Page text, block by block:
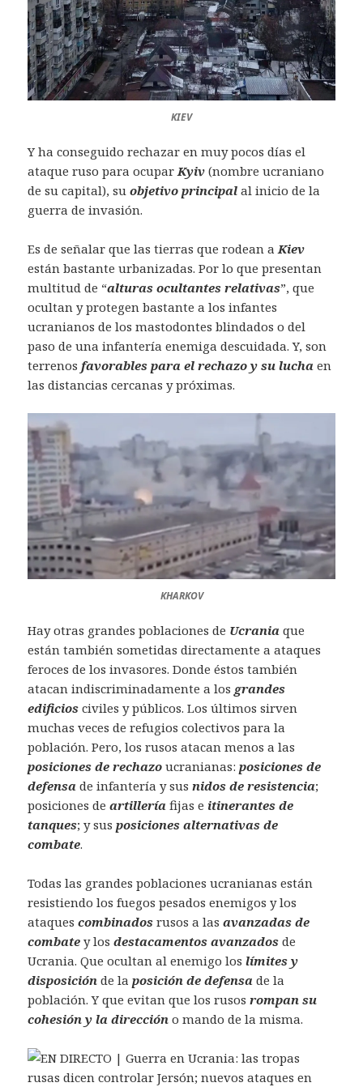
KIEV
Y ha conseguido rechazar en muy pocos días el
ataque ruso para ocupar Kyiv (nombre ucraniano
de su capital), suobjetivo principal al inicio de la
guerra de invasión.
Es de señalar que las tierras que rodean a Kiev
están bastante urbanizadas. Por lo que presentan
multitud de “alturas ocultantes relativas”, que
ocultan y protegen bastante a los infantes
ucranianos de los mastodontes blindados o del
paso de una infantería enemiga descuidada. Y, son
terrenos favorables para el rechazo y su lucha en
las distancias cercanas y próximas.
KHARKOV
Hay otras grandes poblaciones de Ucrania que
están también sometidas directamente a ataques
feroces de los invasores. Donde éstos también
atacan indiscriminadamente a los grandes
edificios civiles y públicos. Los últimos sirven
muchas veces de refugios colectivos para la
población. Pero, los rusos atacan menos a las
posiciones de rechazo ucranianas:posiciones de
defensa de infantería y susnidos de resistencia;
posiciones deartillería fijas e itinerantes de
tanques; y susposiciones alternativas de
combate.
Todas las grandes poblaciones ucranianas están
resistiendo los fuegos pesados enemigos y los
ataquescombinados rusos a lasavanzadas de
combate y losdestacamentos avanzados de
Ucrania. Que ocultan al enemigo loslímites y
disposición de laposición de defensa de la
población. Y que evitan que los rusosrompan su
cohesión y la dirección o mando de la misma.